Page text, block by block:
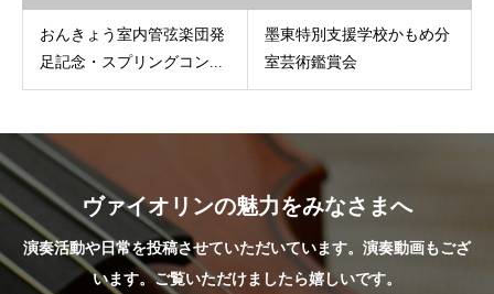
おんきょう室内管弦楽団発
足記念・スプリングコン...
墨東特別支援学校かもめ分
室芸術鑑賞会
ヴァイオリンの魅力をみなさまへ
演奏活動や日常を投稿させていただいています。演奏動画もござ
います。ご覧いただけましたら嬉しいです。